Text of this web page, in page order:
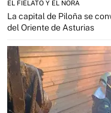
EL FIELATO Y EL NORA
La capital de Piloña se
del Oriente de Asturias